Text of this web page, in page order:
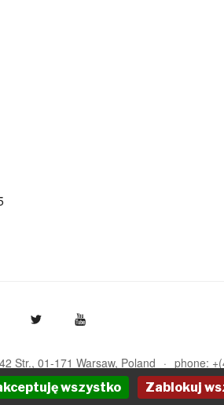
Str., 01-171 Warsaw Poland
phone:
| www.polska.travel
wszystko Zablokuj